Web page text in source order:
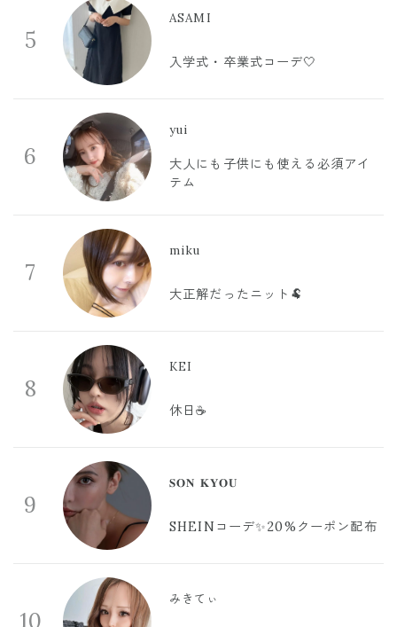
5
ASAMI
入学式・卒業式コーデ🤍
6
yui
大人にも子供にも使える必須アイ
テム
7
miku
大正解だったニット🐏
8
KEI
休日☕️
9
𝐒𝐎𝐍 𝐊𝐘𝐎𝐔
SHEINコーデ✨20%クーポン配布
10
みきてぃ